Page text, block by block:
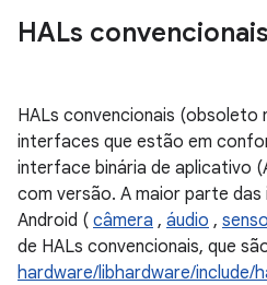
HALs
HALs convencionais (obsoleto
interfaces que estão em
interface binária de aplicativo
com versão. A maior parte
Android ( câmera , áudio ,
de HALs convencionais, que
hardware/libhardware/include/